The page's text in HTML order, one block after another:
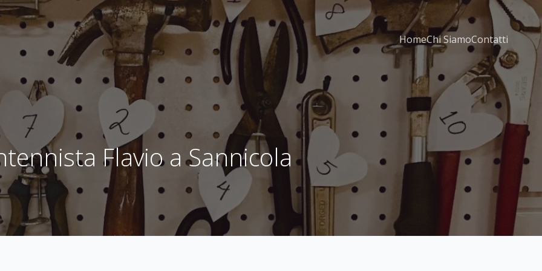
HomeChi SiamoContatti
Flavio a Sannicola